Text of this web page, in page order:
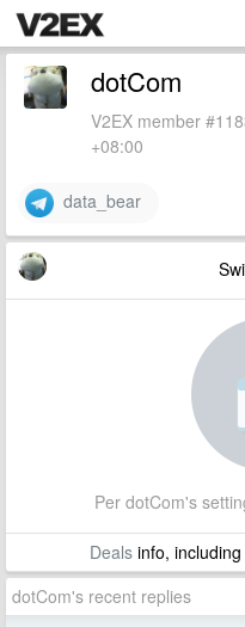
dotCom
V2EX member
+08:00
data_bear
Per dotCom's
Dealsinfo, including
dotCom's recent replies